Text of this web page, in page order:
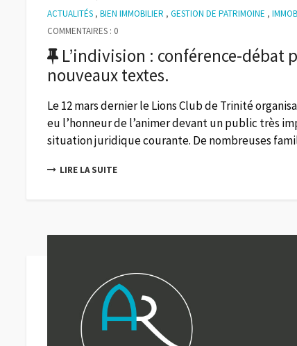
ACTUALITÉS , BIEN IMMOBILIER , GESTION DE PATRIMOINE ,
COMMENTAIRES : 0
L’indivision : conférence-débat
nouveaux textes.
Le 12 mars dernier le Lions Club de Trinité
eu l’honneur de l’animer devant un public très
situation juridique courante. De nombreuses
LIRE LA SUITE